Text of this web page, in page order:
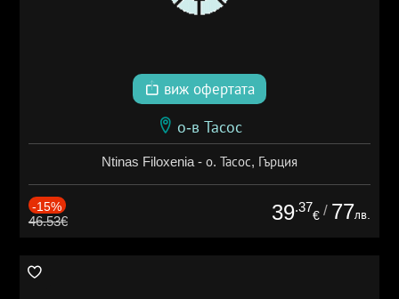
виж офертата
о-в Тасос
Ntinas Filoxenia - о. Тасос, Гърция
-15%
46.53€ 39.37
€ / 77лв.